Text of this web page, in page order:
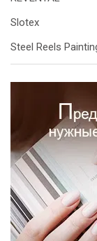
Slotex
Steel Reels